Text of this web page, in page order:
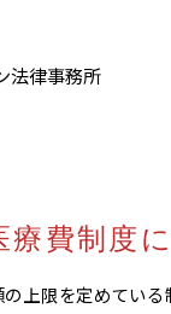
法律事務所
療費制度
上限を定めている